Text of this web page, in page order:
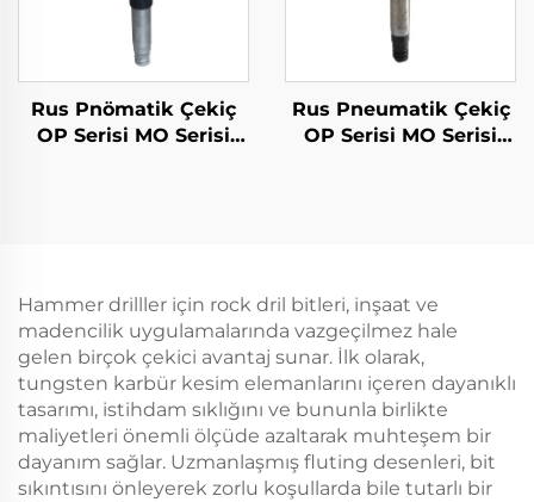
Rus Pnömatik Çekiç
OP Serisi MO Serisi
Rus Pneumatik Çekiç
OP Serisi MO Serisi
Hammer drilller için rock dril bitleri, inşaat ve
madencilik uygulamalarında vazgeçilmez hale
gelen birçok çekici avantaj sunar. İlk olarak,
tungsten karbür kesim elemanlarını içeren dayanıklı
tasarımı, istihdam sıklığını ve bununla birlikte
maliyetleri önemli ölçüde azaltarak muhteşem bir
dayanım sağlar. Uzmanlaşmış fluting desenleri, bit
sıkıntısını önleyerek zorlu koşullarda bile tutarlı bir